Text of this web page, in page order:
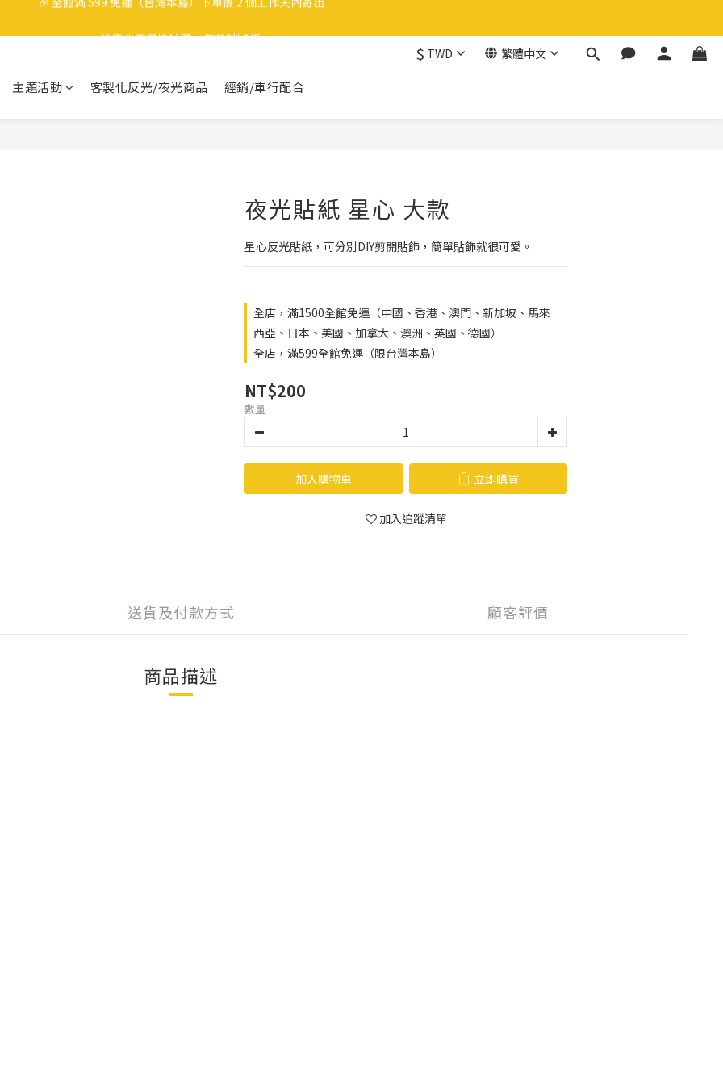
🎉 全館滿 599 免運（台灣本島）下單後 2 個工作天內寄出
$ TWD 繁體中文
主題活動 客製化反光/夜光商品 經銷/車行配合
夜光貼紙 星心 大款
星心反光貼紙，可分別DIY剪開貼飾，簡單貼飾就很可愛。
全店，滿1500全館免運（中國、香港、澳門、新加坡、馬來
西亞、日本、美國、加拿大、澳洲、英國、德國）
全店，滿599全館免運（限台灣本島）
NT$200
數量
加入購物車 立即購買
加入追蹤清單
送貨及付款方式 顧客評價
商品描述